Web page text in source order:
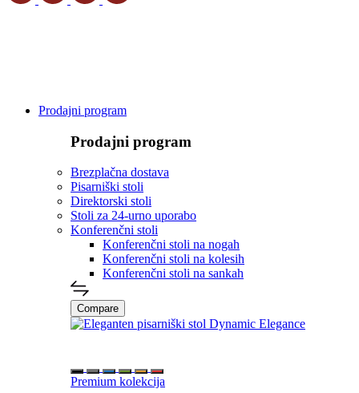
Prodajni program
Prodajni program
Brezplačna dostava
Pisarniški stoli
Direktorski stoli
Stoli za 24-urno uporabo
Konferenčni stoli
Konferenčni stoli na nogah
Konferenčni stoli na kolesih
Konferenčni stoli na sankah
Compare
Premium kolekcija